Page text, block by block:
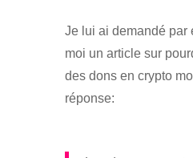
Je lui ai demandé par
moi un article sur
des dons en crypto
réponse: